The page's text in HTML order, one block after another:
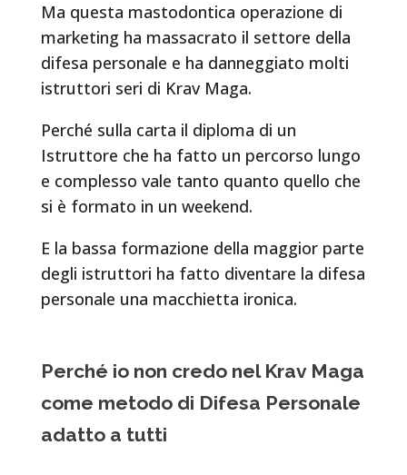
Ma questa mastodontica operazione di
marketing ha massacrato il settore della
difesa personale e ha danneggiato molti
istruttori seri di Krav Maga.
Perché sulla carta il diploma di un
Istruttore che ha fatto un percorso lungo
e complesso vale tanto quanto quello che
si è formato in un weekend.
E la bassa formazione della maggior parte
degli istruttori ha fatto diventare la difesa
personale una macchietta ironica.
Perché io non credo nel Krav Maga
come metodo di Difesa Personale
adatto a tutti